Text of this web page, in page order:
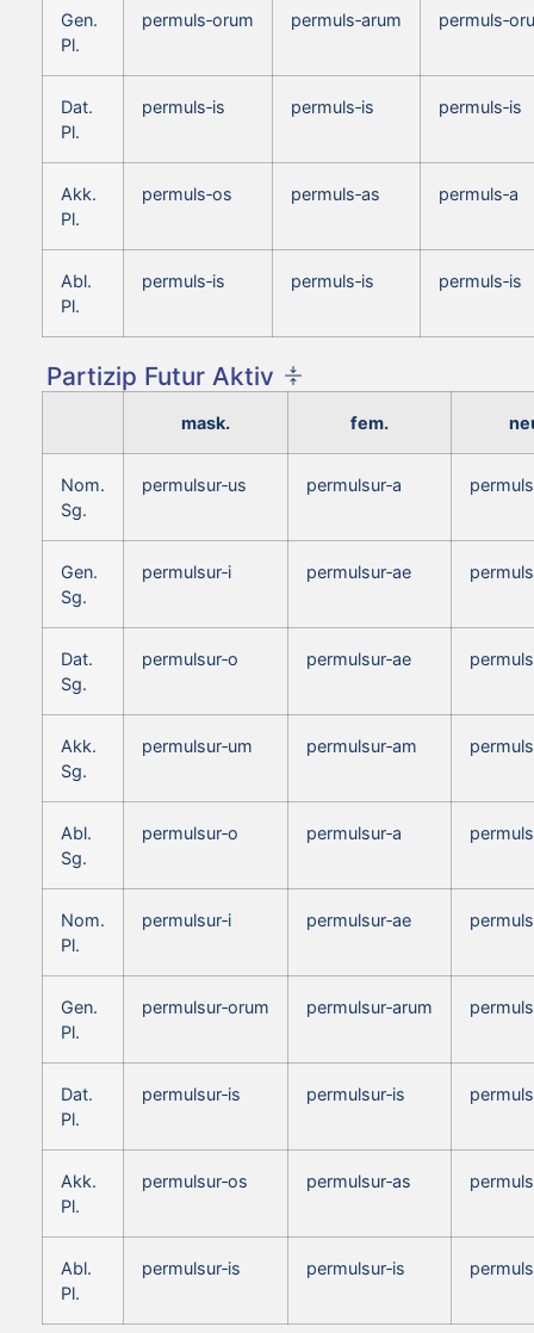
Gen.
Pl.
permuls‑orum permuls‑arum
Dat.
Pl.
permuls‑is permuls‑is permuls‑is
Akk.
Pl.
permuls‑os permuls‑as permuls‑a
Abl.
Pl.
permuls‑is permuls‑is permuls‑is
Partizip Futur Aktiv
mask. fem.
Nom.
Sg.
permulsur‑us permulsur‑a
Gen.
Sg.
permulsur‑i permulsur‑ae
Dat.
Sg.
permulsur‑o permulsur‑ae
Akk.
Sg.
permulsur‑um permulsur‑am
Abl.
Sg.
permulsur‑o permulsur‑a
Nom.
Pl.
permulsur‑i permulsur‑ae
Gen.
Pl.
permulsur‑orum permulsur‑arum
Dat.
Pl.
permulsur‑is permulsur‑is
Akk.
Pl.
permulsur‑os permulsur‑as
Abl.
Pl.
permulsur‑is permulsur‑is